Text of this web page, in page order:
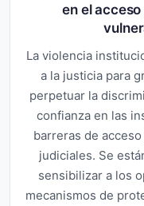
en el
La violencia
a la justicia para
perpetuar la
confianza en las
barreras de
judiciales. Se
sensibilizar a los
mecanismos de